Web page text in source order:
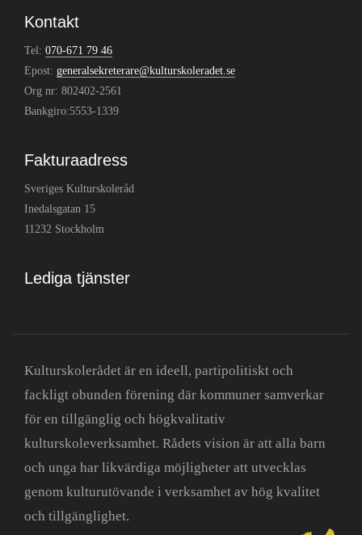
Kontakt
Tel: 070-671 79 46
Epost: generalsekreterare@kulturskoleradet.se
Org nr: 802402-2561
Bankgiro:5553-1339
Fakturaadress
Sveriges Kulturskoleråd
Inedalsgatan 15
11232 Stockholm
Lediga tjänster
Kulturskolerådet är en ideell, partipolitiskt och
fackligt obunden förening där kommuner samverkar
för en tillgänglig och högkvalitativ
kulturskoleverksamhet. Rådets vision är att alla barn
och unga har likvärdiga möjligheter att utvecklas
genom kulturutövande i verksamhet av hög kvalitet
och tillgänglighet.